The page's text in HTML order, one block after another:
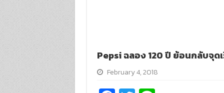
Pepsi ฉลอง 120 ปี ย้อนกลับจุด
February 4, 2018